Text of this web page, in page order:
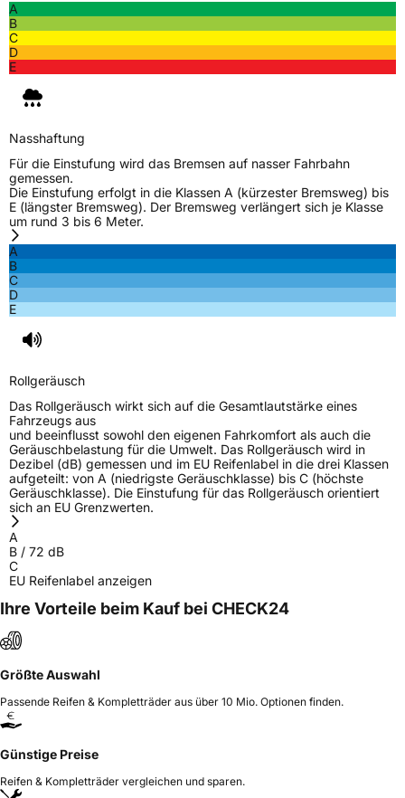
SchlauchtypTL
ZustandNeureifen
Verstärkt
EU Label
EffizienzD
Nasshaftung
3PMSF / Schneeflockensymbol / Alpine-Symbol Nein
EisgripNein
EPREL ID1831494
Allgemeine Produktsicherheit (GPSR)
A
B
C
D
E
Nasshaftung
Für die Einstufung wird das Bremsen auf nasser Fahrbahn
gemessen.
Die Einstufung erfolgt in die Klassen A (kürzester Bremsweg) bis
E (längster Bremsweg). Der Bremsweg verlängert sich je Klasse
um rund 3 bis 6 Meter.
A
B
C
D
E
Rollgeräusch
Das Rollgeräusch wirkt sich auf die Gesamtlautstärke eines
Fahrzeugs aus
und beeinflusst sowohl den eigenen Fahrkomfort als auch die
Geräuschbelastung für die Umwelt. Das Rollgeräusch wird in
Dezibel (dB) gemessen und im EU Reifenlabel in die drei Klassen
aufgeteilt: von A (niedrigste Geräuschklasse) bis C (höchste
Geräuschklasse). Die Einstufung für das Rollgeräusch orientiert
sich an EU Grenzwerten.
A
B / 72 dB
C
EU Reifenlabel anzeigen
Ihre Vorteile beim Kauf bei CHECK24
Größte Auswahl
Passende Reifen & Kompletträder aus über 10 Mio. Optionen finden.
Günstige Preise
Reifen & Kompletträder vergleichen und sparen.